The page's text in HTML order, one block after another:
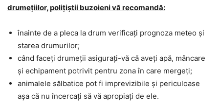
drumețiilor, polițiștii buzoieni vă recomandă:
înainte de a pleca la drum verificați prognoza meteo și
starea drumurilor;
când faceți drumeții asigurați-vă că aveți apă, mâncare
și echipament potrivit pentru zona în care mergeți;
animalele sălbatice pot fi imprevizibile și periculoase
așa că nu încercați să vă apropiați de ele.